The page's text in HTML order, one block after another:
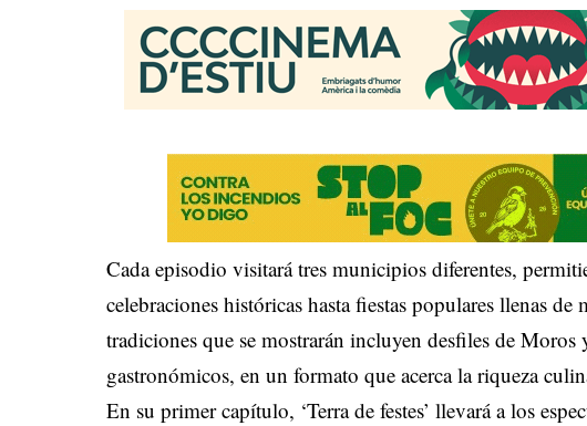
Cada episodio visitará tres municipios diferentes,
celebraciones históricas hasta fiestas populares llenas
tradiciones que se mostrarán incluyen desfiles de
gastronómicos, en un formato que acerca la riqueza
En su primer capítulo, ‘Terra de festes’ llevará a los